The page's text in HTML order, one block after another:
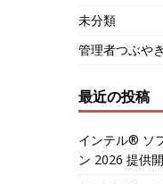
未分類
管理者つぶやき
最近の投稿
インテル® ソ
ン 2026 提供